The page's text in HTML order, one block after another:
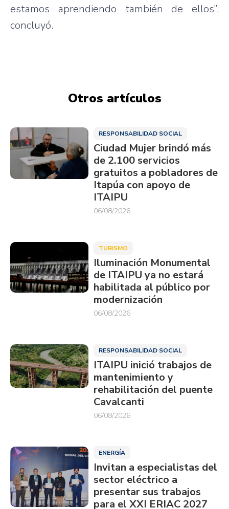
estamos aprendiendo también de ellos”,
concluyó.
Otros artículos
RESPONSABILIDAD SOCIAL
Ciudad Mujer brindó más
de 2.100 servicios
gratuitos a pobladores de
Itapúa con apoyo de
ITAIPU
06/08/2026
TURISMO
Iluminación Monumental
de ITAIPU ya no estará
habilitada al público por
modernización
06/08/2026
RESPONSABILIDAD SOCIAL
ITAIPU inició trabajos de
mantenimiento y
rehabilitación del puente
Cavalcanti
06/08/2026
ENERGÍA
Invitan a especialistas del
sector eléctrico a
presentar sus trabajos
para el XXI ERIAC 2027